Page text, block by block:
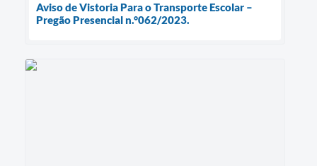
Aviso de Vistoria Para o Transporte Escolar –
Pregão Presencial n.°062/2023.